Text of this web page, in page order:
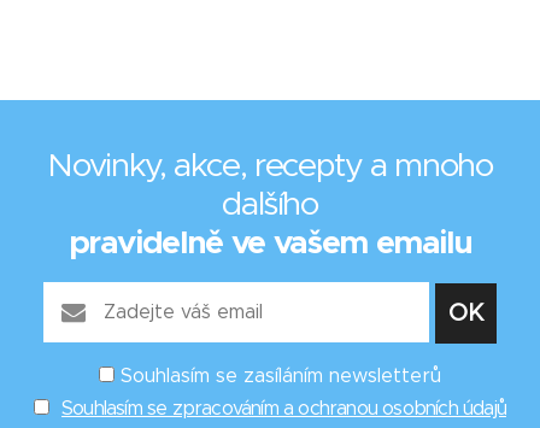
Novinky, akce, recepty a mnoho
dalšího
pravidelně ve vašem emailu
Souhlasím se zasíláním newsletterů
Souhlasím se zpracováním a ochranou osobních údajů